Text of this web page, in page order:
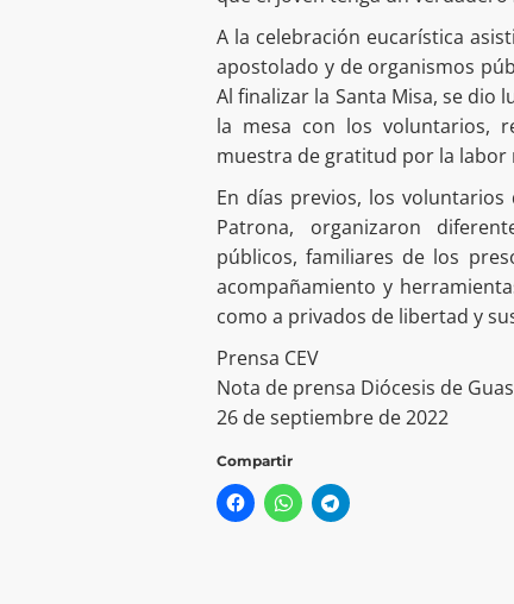
A la celebración eucarística
apostolado y de organismos
Al finalizar la Santa Misa, se
la mesa con los voluntarios,
muestra de gratitud por la labor
En días previos, los
Patrona, organizaron
públicos, familiares de los
acompañamiento y
como a privados de libertad y
Prensa CEV
Nota de prensa Diócesis de
26 de septiembre de 2022
Compartir